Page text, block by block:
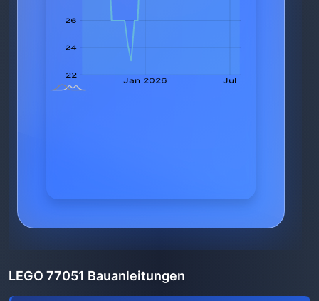
LEGO 77051 Bauanleitungen